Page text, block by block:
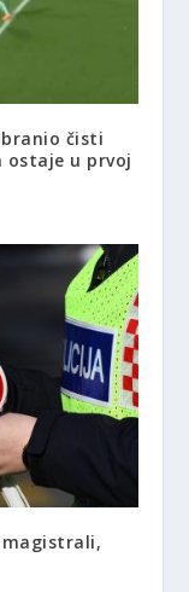
čisti
ostaje u prvoj
magistrali,